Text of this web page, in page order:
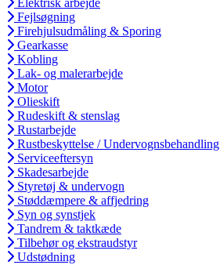
Elektrisk arbejde
Fejlsøgning
Firehjulsudmåling & Sporing
Gearkasse
Kobling
Lak- og malerarbejde
Motor
Olieskift
Rudeskift & stenslag
Rustarbejde
Rustbeskyttelse / Undervognsbehandling
Serviceeftersyn
Skadesarbejde
Styretøj & undervogn
Støddæmpere & affjedring
Syn og synstjek
Tandrem & taktkæde
Tilbehør og ekstraudstyr
Udstødning